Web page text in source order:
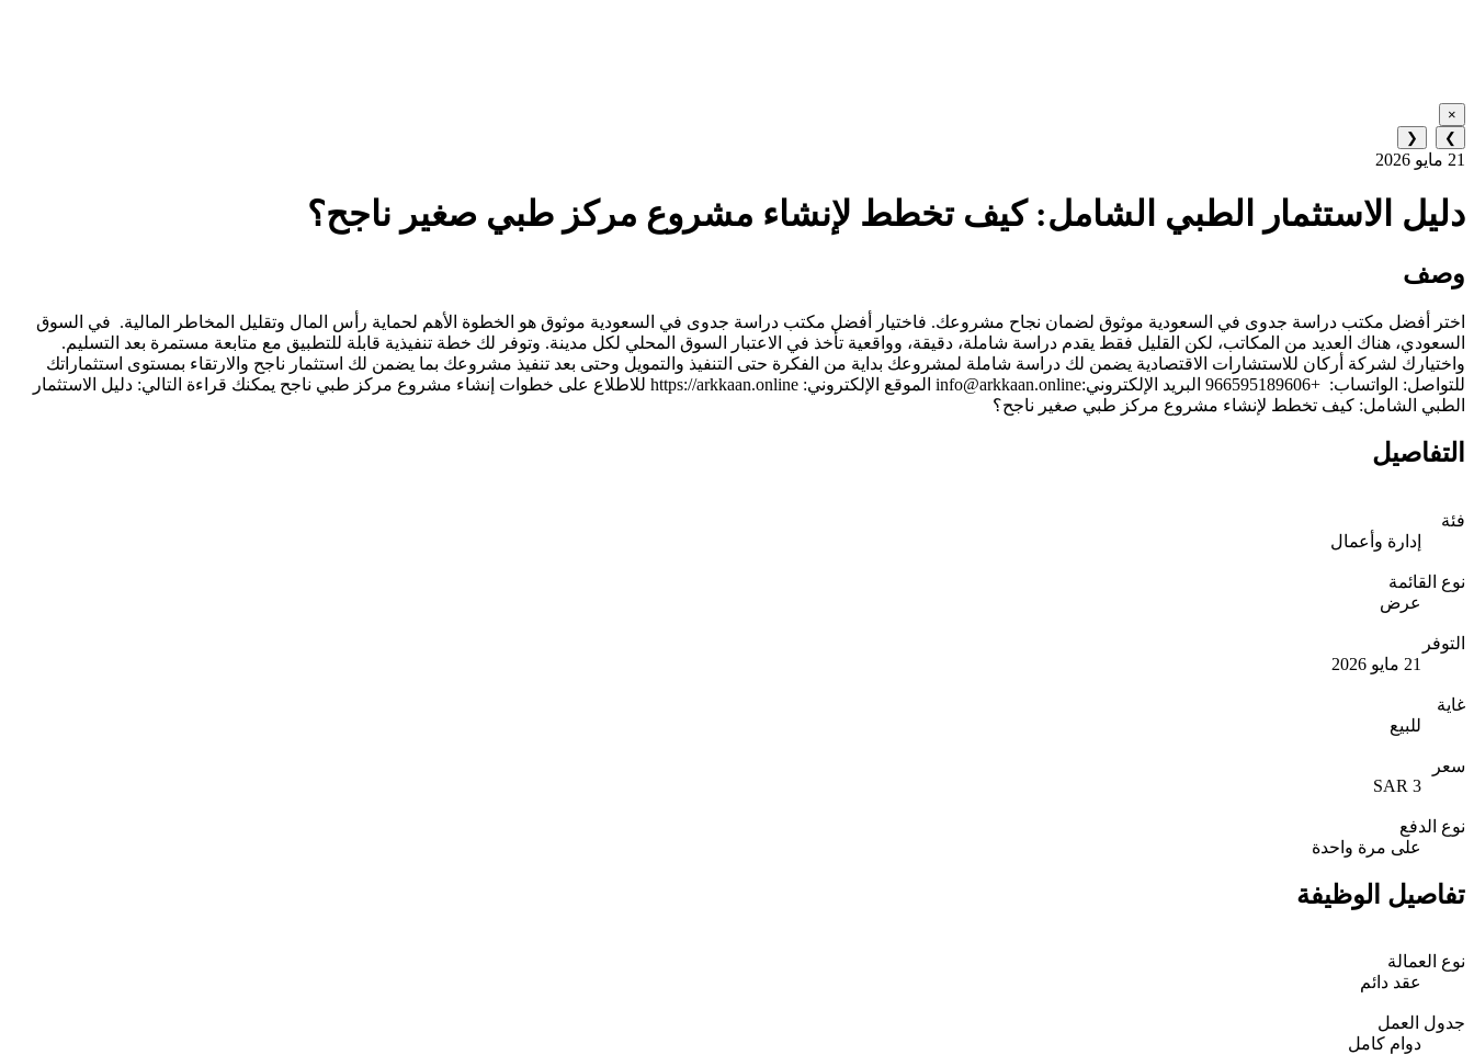
×
❯
❮
21 مايو 2026
دليل الاستثمار الطبي الشامل: كيف تخطط لإنشاء مشروع مركز طبي صغير ناجح؟
وصف
اختر أفضل مكتب دراسة جدوى في السعودية موثوق لضمان نجاح مشروعك. فاختيار أفضل مكتب دراسة جدوى في السعودية موثوق هو الخطوة الأهم لحماية رأس المال وتقليل المخاطر المالية. في السوق
السعودي، هناك العديد من المكاتب، لكن القليل فقط يقدم دراسة شاملة، دقيقة، وواقعية تأخذ في الاعتبار السوق المحلي لكل مدينة. وتوفر لك خطة تنفيذية قابلة للتطبيق مع متابعة مستمرة بعد التسليم.
واختيارك لشركة أركان للاستشارات الاقتصادية يضمن لك دراسة شاملة لمشروعك بداية من الفكرة حتى التنفيذ والتمويل وحتى بعد تنفيذ مشروعك بما يضمن لك استثمار ناجح والارتقاء بمستوى استثماراتك
للتواصل: الواتساب: +966595189606 البريد الإلكتروني:info@arkkaan.online الموقع الإلكتروني: https://arkkaan.online للاطلاع على خطوات إنشاء مشروع مركز طبي ناجح يمكنك قراءة التالي: دليل الاستثمار
الطبي الشامل: كيف تخطط لإنشاء مشروع مركز طبي صغير ناجح؟
التفاصيل
فئة
إدارة وأعمال
نوع القائمة
عرض
التوفر
21 مايو 2026
غاية
للبيع
سعر
3 SAR
نوع الدفع
على مرة واحدة
تفاصيل الوظيفة
نوع العمالة
عقد دائم
جدول العمل
دوام كامل